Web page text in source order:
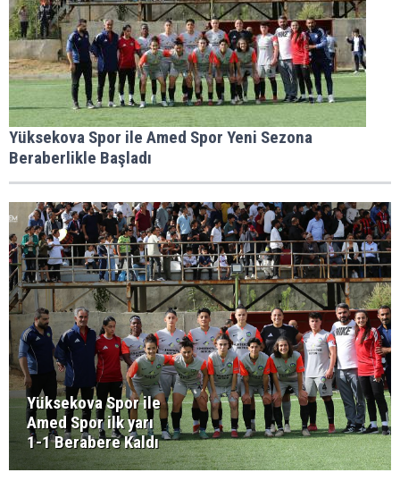
Yüksekova Spor ile Amed Spor Yeni Sezona
Beraberlikle Başladı
Yüksekova Spor ile
Amed Spor ilk yarı
1-1 Berabere Kaldı